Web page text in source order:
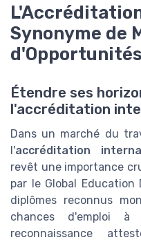
Synonyme de
Étendre ses
l'accréditation
Dans un marché du
l'accréditation
revêt une importance
par le Global
diplômes reconnus
chances d'emploi
reconnaissance